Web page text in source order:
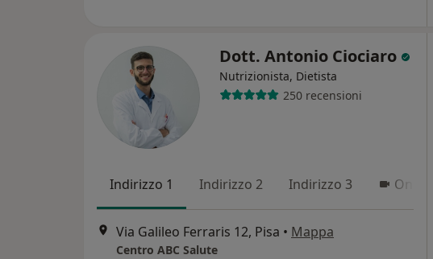
Dott. Antonio Ciociaro
Nutrizionista, Dietista
250 recensioni
Indirizzo 1 Indirizzo 2 Indirizzo 3 Online
Via Galileo Ferraris 12, Pisa • Mappa
Centro ABC Salute